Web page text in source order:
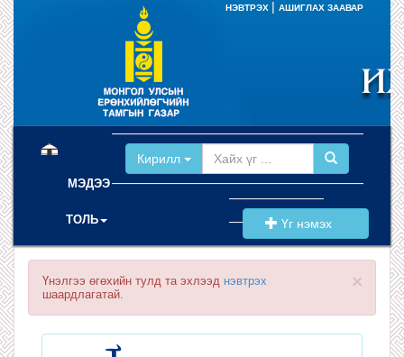
НЭВТРЭХ АШИГЛАХ ЗААВАР
МЭДЭЭ
ТОЛЬ
Кирилл
Үг нэмэх
×
Үнэлгээ өгөхийн тулд та эхлээд нэвтрэх
шаардлагатай.